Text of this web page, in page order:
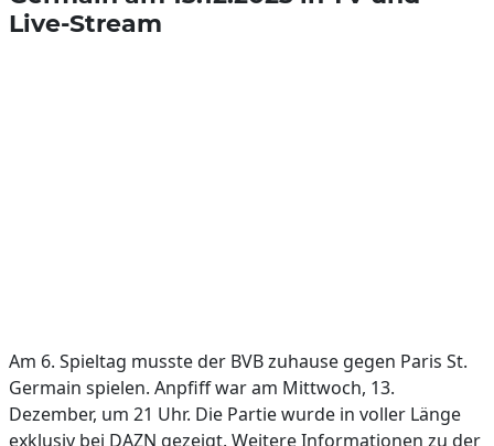
Live-Stream
Am 6. Spieltag musste der BVB zuhause gegen Paris St.
Germain spielen. Anpfiff war am Mittwoch, 13.
Dezember, um 21 Uhr. Die Partie wurde in voller Länge
exklusiv bei DAZN gezeigt. Weitere Informationen zu der